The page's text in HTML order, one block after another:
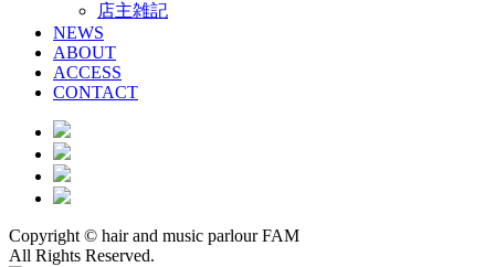
店主雑記
NEWS
ABOUT
ACCESS
CONTACT
Copyright © hair and music parlour FAM
All Rights Reserved.